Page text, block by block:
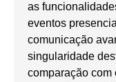
as
eventos
comunicação
singularidade
comparação com